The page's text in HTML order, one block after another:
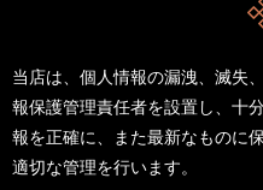
当店は、個人情報の漏洩、滅失
報保護管理責任者を設置し、十
報を正確に、また最新なものに
適切な管理を行います。